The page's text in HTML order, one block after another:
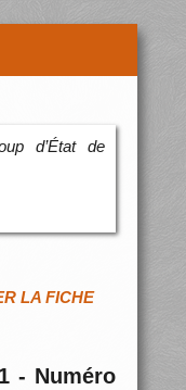
d’État de
LA FICHE
- Numéro